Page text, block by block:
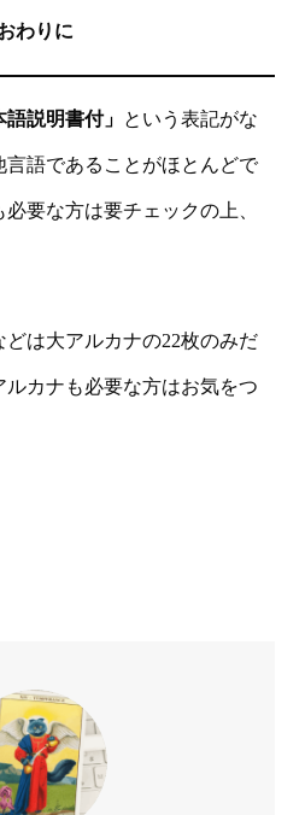
わりに
語説明書付」 という表記がな
語であることがほとんどで
要な方は要チェックの上、
どは大アルカナの22枚のみだ
カナも必要な方はお気をつ